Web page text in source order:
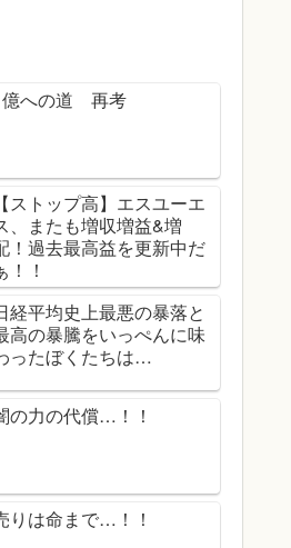
への道 再考
【ストップ高】エスユーエ
、またも増収増益&増
！過去最高益を更新中だ
！！
経平均史上最悪の暴落と
高の暴騰をいっぺんに味
ったぼくたちは…
の力の代償…！！
りは命まで…！！